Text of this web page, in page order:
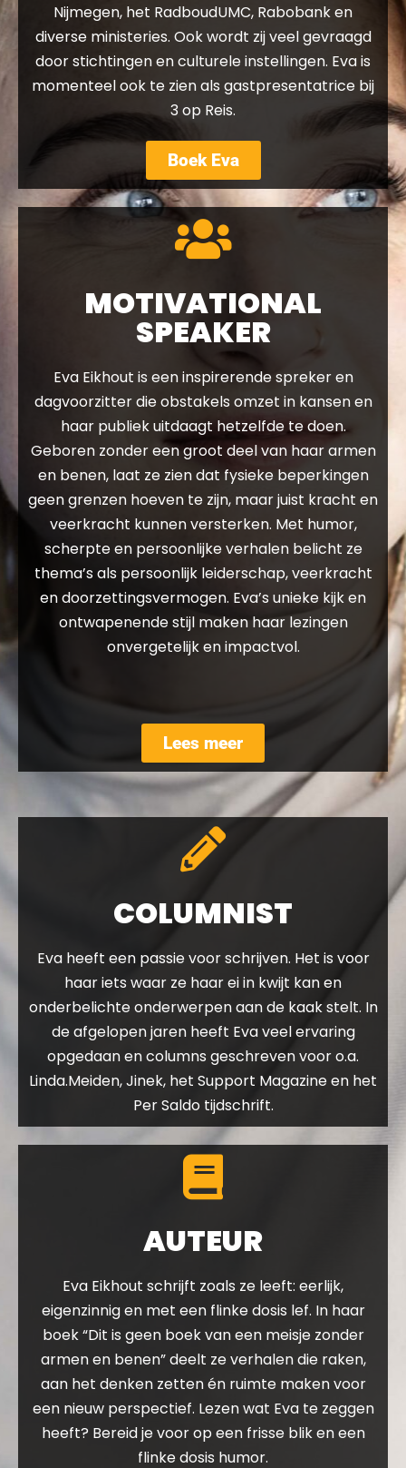
Nijmegen, het RadboudUMC, Rabobank en
diverse ministeries. Ook wordt zij veel gevraagd
door stichtingen en culturele instellingen. Eva is
momenteel ook te zien als gastpresentatrice bij
3 op Reis.
Boek Eva
MOTIVATIONAL
SPEAKER
Eva Eikhout is een inspirerende spreker en
dagvoorzitter die obstakels omzet in kansen en
haar publiek uitdaagt hetzelfde te doen.
Geboren zonder een groot deel van haar armen
en benen, laat ze zien dat fysieke beperkingen
geen grenzen hoeven te zijn, maar juist kracht en
veerkracht kunnen versterken. Met humor,
scherpte en persoonlijke verhalen belicht ze
thema’s als persoonlijk leiderschap, veerkracht
en doorzettingsvermogen. Eva’s unieke kijk en
ontwapenende stijl maken haar lezingen
onvergetelijk en impactvol.
Lees meer
COLUMNIST
Eva heeft een passie voor schrijven. Het is voor
haar iets waar ze haar ei in kwijt kan en
onderbelichte onderwerpen aan de kaak stelt. In
de afgelopen jaren heeft Eva veel ervaring
opgedaan en columns geschreven voor o.a.
Linda.Meiden, Jinek, het Support Magazine en het
Per Saldo tijdschrift.
AUTEUR
Eva Eikhout schrijft zoals ze leeft: eerlijk,
eigenzinnig en met een flinke dosis lef. In haar
boek “Dit is geen boek van een meisje zonder
armen en benen” deelt ze verhalen die raken,
aan het denken zetten én ruimte maken voor
een nieuw perspectief. Lezen wat Eva te zeggen
heeft? Bereid je voor op een frisse blik en een
flinke dosis humor.